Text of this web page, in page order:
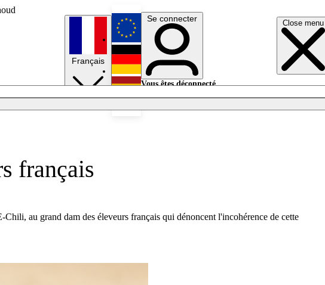
Close menu
Français
English
Deutsch
Se connecter
Vous êtes déconnecté.
français
au grand dam des éleveurs français qui dénoncent l'incohérence de cette